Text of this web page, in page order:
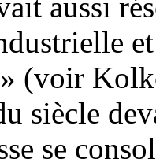
(voir
siècle
se